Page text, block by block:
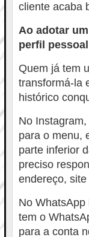
cliente acaba
Ao adotar
perfil
Quem já tem
transformá-la
histórico
No
para o menu,
parte inferior
preciso
endereço,
No
tem o
para a conta